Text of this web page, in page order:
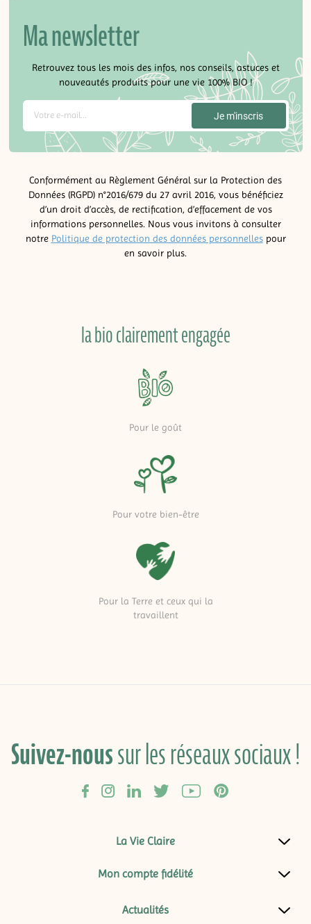
Ma newsletter
Retrouvez tous les mois des infos, nos conseils, astuces et
nouveautés produits pour une vie 100% BIO !
Conformément au Règlement Général sur la Protection des
Données (RGPD) n°2016/679 du 27 avril 2016, vous bénéficiez
d’un droit d’accès, de rectification, d’effacement de vos
informations personnelles. Nous vous invitons à consulter
notre Politique de protection des données personnellespour
en savoir plus.
la bio clairement engagée
Pour le goût
Pour votre bien-être
Pour la Terre et ceux qui la
travaillent
Suivez-noussur les réseaux sociaux !
La Vie Claire
Mon compte fidélité
Actualités